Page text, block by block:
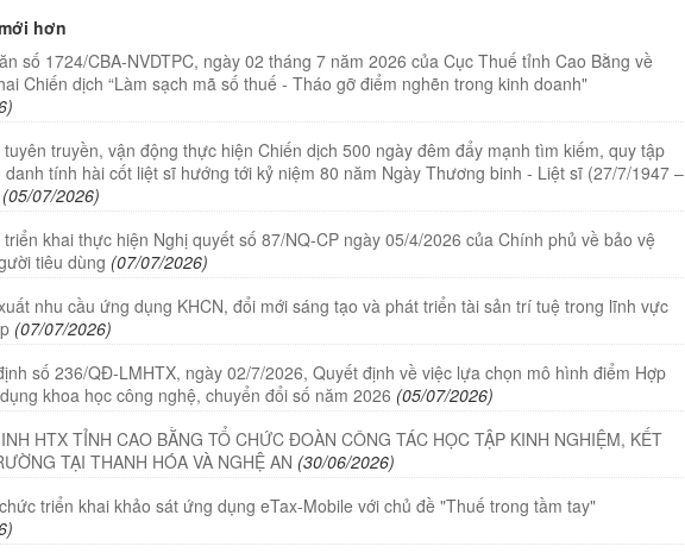
hơn
số 1724/CBA-NVDTPC, ngày 02 tháng 7 năm 2026 của Cục Thuế tỉnh Cao Bằng về
Chiến dịch “Làm sạch mã số thuế - Tháo gỡ điểm nghẽn trong kinh doanh"
tuyên truyền, vận động thực hiện Chiến dịch 500 ngày đêm đẩy mạnh tìm kiếm, quy tập
danh tính hài cốt liệt sĩ hướng tới kỷ niệm 80 năm Ngày Thương binh - Liệt sĩ (27/7/1947 –
(05/07/2026)
triển khai thực hiện Nghị quyết số 87/NQ-CP ngày 05/4/2026 của Chính phủ về bảo vệ
tiêu dùng (07/07/2026)
nhu cầu ứng dụng KHCN, đổi mới sáng tạo và phát triển tài sản trí tuệ trong lĩnh vực
(07/07/2026)
số 236/QĐ-LMHTX, ngày 02/7/2026, Quyết định về việc lựa chọn mô hình điểm Hợp
khoa học công nghệ, chuyển đổi số năm 2026 (05/07/2026)
HTX TỈNH CAO BẰNG TỔ CHỨC ĐOÀN CÔNG TÁC HỌC TẬP KINH NGHIỆM, KẾT
TẠI THANH HÓA VÀ NGHỆ AN (30/06/2026)
triển khai khảo sát ứng dụng eTax-Mobile với chủ đề "Thuế trong tầm tay"